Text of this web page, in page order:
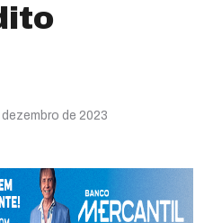
de 2023